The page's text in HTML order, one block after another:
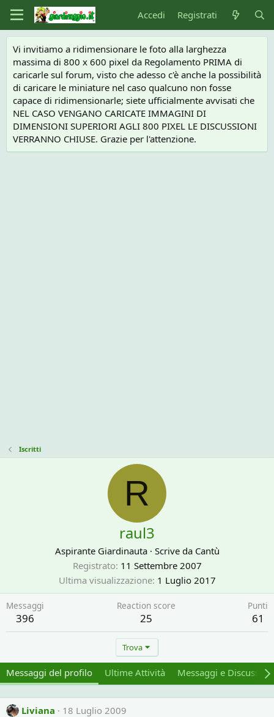
Accedi Registrati
Vi invitiamo a ridimensionare le foto alla larghezza
massima di 800 x 600 pixel da Regolamento PRIMA di
caricarle sul forum, visto che adesso c'è anche la possibilità
di caricare le miniature nel caso qualcuno non fosse
capace di ridimensionarle; siete ufficialmente avvisati che
NEL CASO VENGANO CARICATE IMMAGINI DI
DIMENSIONI SUPERIORI AGLI 800 PIXEL LE DISCUSSIONI
VERRANNO CHIUSE. Grazie per l'attenzione.
Iscritti
R
raul3
Aspirante Giardinauta · Scrive da Cantù
Registrato 11 Settembre 2007
Ultima visualizzazione 1 Luglio 2017
Messaggi
396
Reaction score
25
Punti
61
Trova
Messaggi del profilo Ultime Attività Messaggi e
Liviana
18 Luglio 2009